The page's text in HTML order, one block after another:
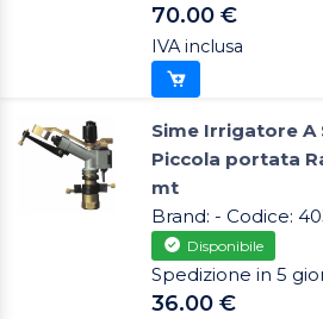
70.00 €
IVA inclusa
Sime Irrigatore A
Piccola portata
mt
Brand: - Codice:
Disponibile
Spedizione in 5
36.00 €